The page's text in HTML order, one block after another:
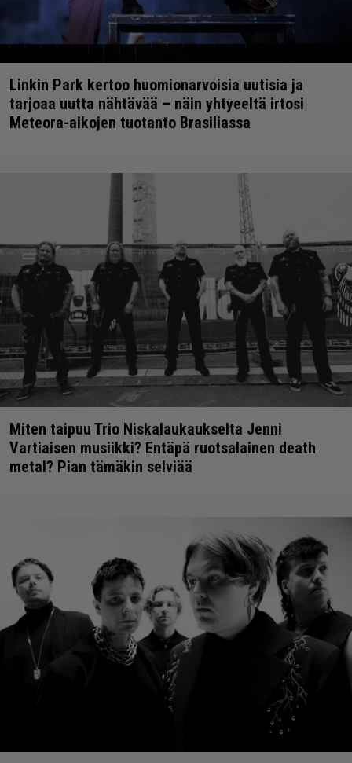
Linkin Park kertoo huomionarvoisia uutisia ja
tarjoaa uutta nähtävää – näin yhtyeeltä irtosi
Meteora-aikojen tuotanto Brasiliassa
Miten taipuu Trio Niskalaukaukselta Jenni
Vartiaisen musiikki? Entäpä ruotsalainen death
metal? Pian tämäkin selviää